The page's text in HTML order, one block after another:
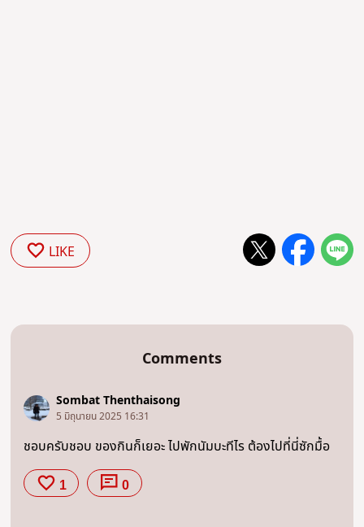
LIKE
Comments
Sombat Thenthaisong
5 มิถุนายน 2025 16:31
ชอบครับชอบ ของกินก็เยอะ ไปพักนัมบะทีไร ต้องไปที่นี่ซักมื้อ
1 0